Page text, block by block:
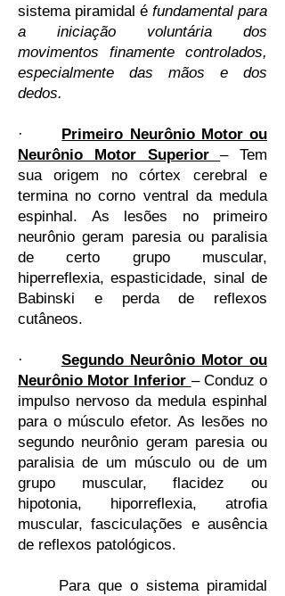
sistema piramidal é fundamental para
a iniciação voluntária dos
movimentos finamente controlados,
especialmente das mãos e dos
dedos.
· Primeiro Neurônio Motor ou
Neurônio Motor Superior– Tem
sua origem no córtex cerebral e
termina no corno ventral da medula
espinhal. As lesões no primeiro
neurônio geram paresia ou paralisia
de certo grupo muscular,
hiperreflexia, espasticidade, sinal de
Babinski e perda de reflexos
cutâneos.
· Segundo Neurônio Motor ou
Neurônio Motor Inferior – Conduz o
impulso nervoso da medula espinhal
para o músculo efetor. As lesões no
segundo neurônio geram paresia ou
paralisia de um músculo ou de um
grupo muscular, flacidez ou
hipotonia, hiporreflexia, atrofia
muscular, fasciculações e ausência
de reflexos patológicos.
Para que o sistema piramidal